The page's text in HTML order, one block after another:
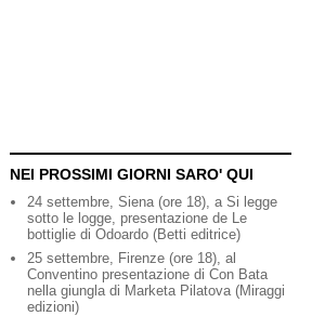
NEI PROSSIMI GIORNI SARO' QUI
24 settembre, Siena (ore 18), a Si legge
sotto le logge, presentazione de Le
bottiglie di Odoardo (Betti editrice)
25 settembre, Firenze (ore 18), al
Conventino presentazione di Con Bata
nella giungla di Marketa Pilatova (Miraggi
edizioni)